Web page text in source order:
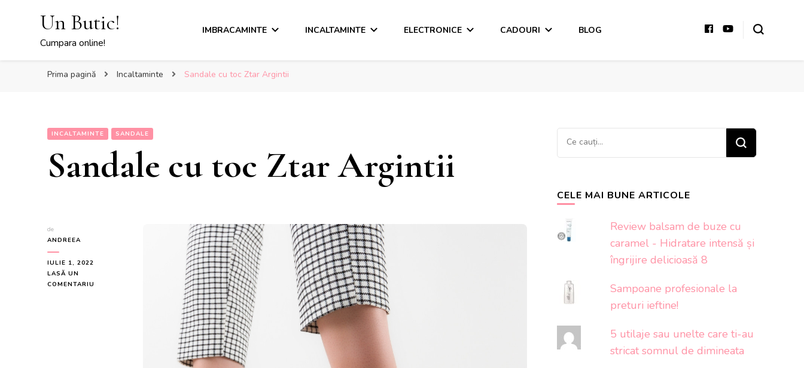
Un Butic!
Cumpara online!
IMBRACAMINTE INCALTAMINTE ELECTRONICE CADOURI BLOG
Prima pagină Incaltaminte Sandale cu toc Ztar Argintii
INCALTAMINTE SANDALE
Sandale cu toc Ztar Argintii
de
ANDREEA
IULIE 1, 2022
LASĂ UN
COMENTARIU
Cauți
ceva?
CELE MAI BUNE ARTICOLE
Review balsam de buze cu
caramel - Hidratare intensă și
îngrijire delicioasă 8
Sampoane profesionale la
preturi ieftine!
5 utilaje sau unelte care ti-au
stricat somnul de dimineata